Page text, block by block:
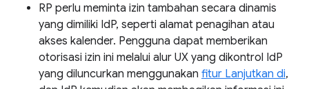
RP perlu meminta izin tambahan secara dinamis
yang dimiliki IdP, seperti alamat penagihan atau
akses kalender. Pengguna dapat memberikan
otorisasi izin ini melalui alur UX yang dikontrol IdP
yang diluncurkan menggunakan fitur Lanjutkan di,